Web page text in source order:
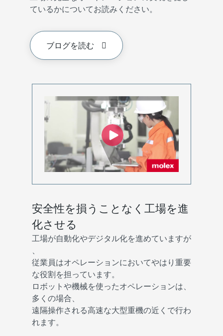
ているかについてお読みください。
ブログを読む
安全性を損うことなく工場を進
化させる
工場が自動化やデジタル化を進めていますが
、
従業員はオペレーションにおいてやはり重要
な役割を担っています。
ロボットや機械を使ったオペレーションは、
多くの場合、
遠隔操作される高速な大型重機の近くで行わ
れます。